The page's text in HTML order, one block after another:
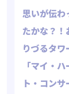
思いが伝わ
たかな？！
りづるタワ
「マイ・ハ
ト・コンサ